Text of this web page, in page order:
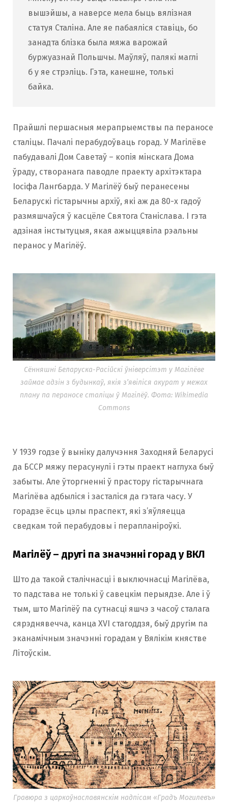
вышэйшы, а наверсе мела быць вялізная
статуя Сталіна. Але яе пабаяліся ставіць, бо
занадта блізка была мяжа варожай
буржуазнай Польшчы. Маўляў, палякі маглі
б у яе стрэліць. Гэта, канешне, толькі
байка.
Прайшлі першасныя мерапрыемствы па пераносе
сталіцы. Пачалі перабудоўваць горад. У Магілёве
пабудавалі Дом Саветаў – копія мінскага Дома
ўраду, створанага паводле праекту архітэктара
Іосіфа Лангбарда. У Магілёў быў перанесены
Беларускі гістарычны архіў, які аж да 80-х гадоў
размяшчаўся ў касцёле Святога Станіслава. І гэта
адзіная інстытуцыя, якая ажыццявіла рэальны
перанос у Магілёў.
Сённяшні Беларуска-Расійскі ўніверсітэт у Магілёве
займае адзін з будынкаў, якія з’явіліся акурат у межах
плану па пераносе сталіцы ў Магілёў. Фота: Wikimedia
Commons
У 1939 годзе ў выніку далучэння Заходняй Беларусі
да БССР мяжу перасунулі і гэты праект наглуха быў
забыты. Але ўторгненні ў прастору гістарычнага
Магілёва адбыліся і засталіся да гэтага часу. У
горадзе ёсць цэлы праспект, які з’яўляецца
сведкам той перабудовы і перапланіроўкі.
Магілёў – другі па значэнні горад у ВКЛ
Што да такой сталічнасці і выключнасці Магілёва,
то падстава не толькі ў савецкім перыядзе. Але і ў
тым, што Магілёў па сутнасці яшчэ з часоў сталага
сярэднявечча, канца XVI стагоддзя, быў другім па
эканамічным значэнні горадам у Вялікім княстве
Літоўскім.
Гравюра з царкоўнаславянскім надпісам «Градъ Могилевъ»